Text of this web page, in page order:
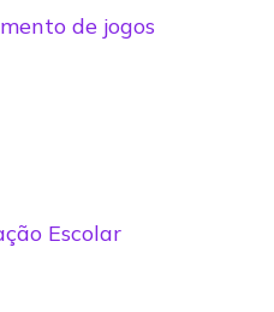
de jogos
Escolar